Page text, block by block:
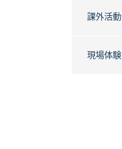
課外活動
現場体験